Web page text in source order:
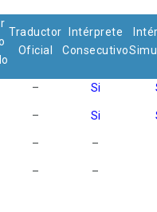
Traductor
Oficial
Intérprete
Consecutivo
– Si
– Si
– –
– –